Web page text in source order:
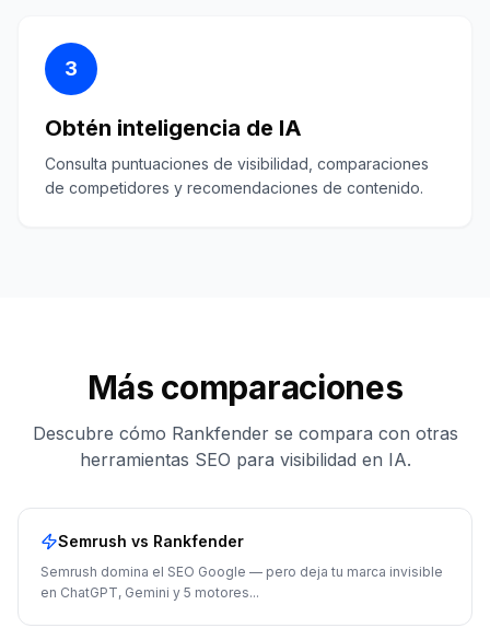
3
Obtén inteligencia de IA
Consulta puntuaciones de visibilidad, comparaciones
de competidores y recomendaciones de contenido.
Más comparaciones
Descubre cómo Rankfender se compara con otras
herramientas SEO para visibilidad en IA.
Semrush vs Rankfender
Semrush domina el SEO Google — pero deja tu marca invisible
en ChatGPT, Gemini y 5 motores...